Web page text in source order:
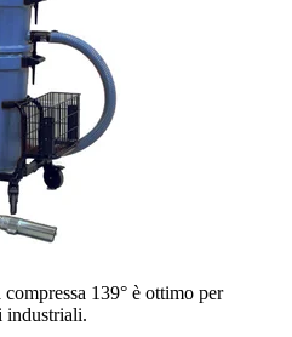
139° è ottimo per
industriali.